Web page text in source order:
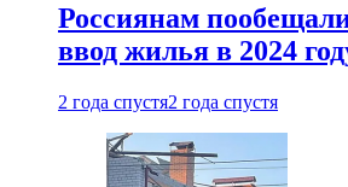
Россиянам
ввод жилья в 2024
2 года спустя2 года спустя